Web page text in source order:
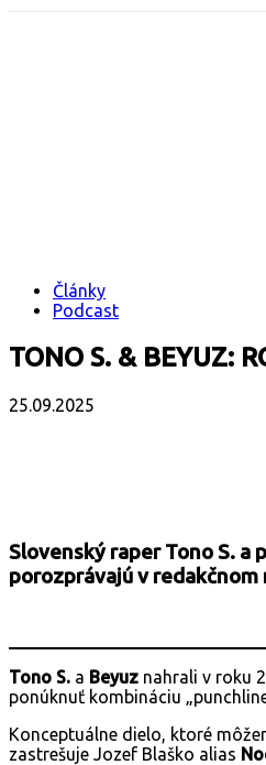
Články
Podcast
TONO S. & BEYUZ:
25.09.2025
Slovenský raper Tono S. a
porozprávajú v
Tono S. a Beyuz nahrali v roku
ponúknuť kombináciu
Konceptuálne dielo, ktoré
zastrešuje Jozef Blaško alias